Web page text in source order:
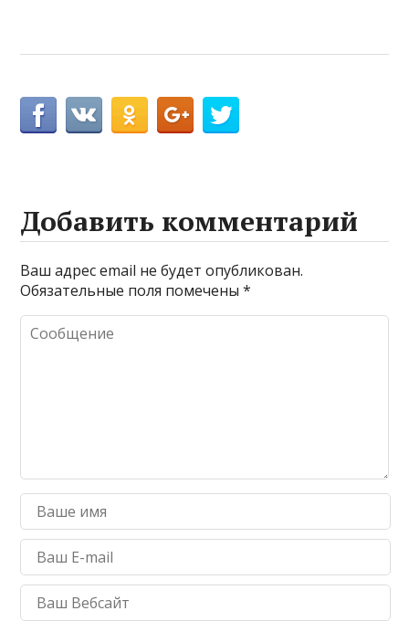
Добавить комментарий
Ваш адрес email не будет опубликован.
Обязательные поля помечены*